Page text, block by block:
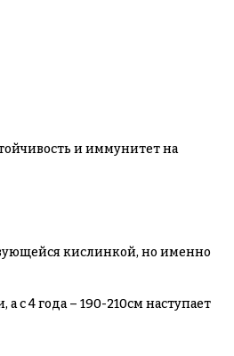
и иммунитет на
кислинкой, но именно
с 4 года – 190-210см наступает